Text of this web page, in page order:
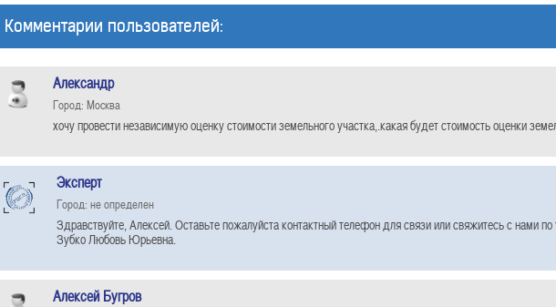
Комментарии пользователей:
Александр
Город: Москва
хочу провести независимую оценку стоимости земельного участка,.какая будет стоимость оценки
Эксперт
Город: не определен
Здравствуйте, Алексей. Оставьте пожалуйста контактный телефон для связи или свяжитесь с нами
Зубко Любовь Юрьевна.
Алексей Бугров